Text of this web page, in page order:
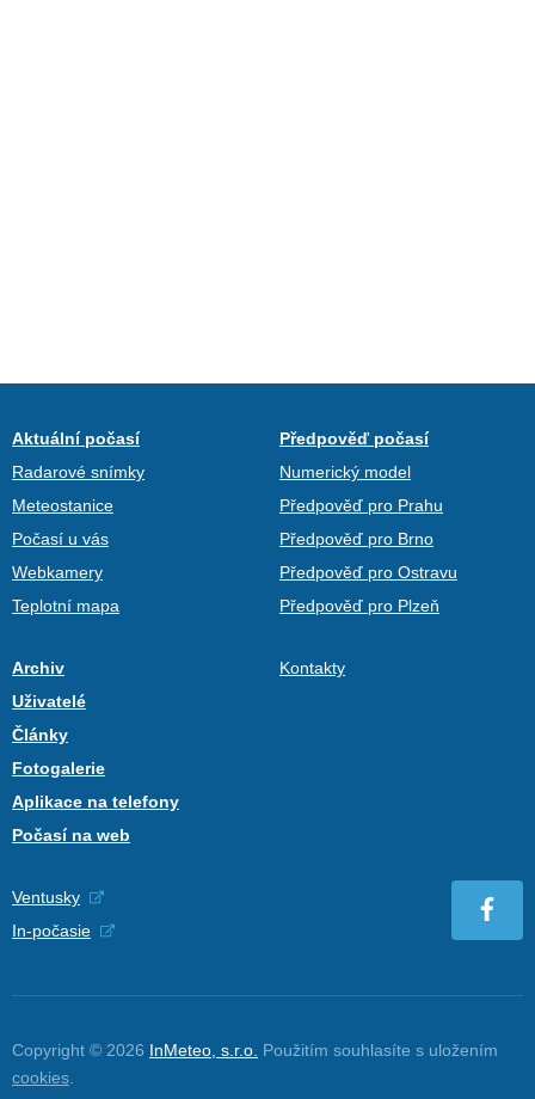
Aktuální počasí
Radarové snímky
Meteostanice
Počasí u vás
Webkamery
Teplotní mapa
Předpověď počasí
Numerický model
Předpověď pro Prahu
Předpověď pro Brno
Předpověď pro Ostravu
Předpověď pro Plzeň
Archiv
Uživatelé
Články
Fotogalerie
Aplikace na telefony
Počasí na web
Kontakty
Ventusky
In-počasie
Copyright © 2026 InMeteo, s.r.o. Použitím souhlasíte s uložením
cookies